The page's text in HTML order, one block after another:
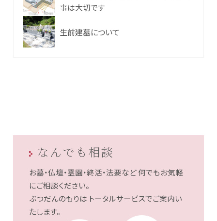
事は大切です
生前建墓について
なんでも相談
お墓・仏壇・霊園・終活・法要など何でもお気軽
にご相談ください。
ぶつだんのもりは トータルサービスでご案内い
たします。